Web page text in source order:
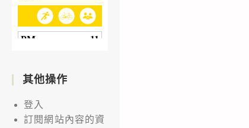
其他操作
登入
訂閱網站內容的資